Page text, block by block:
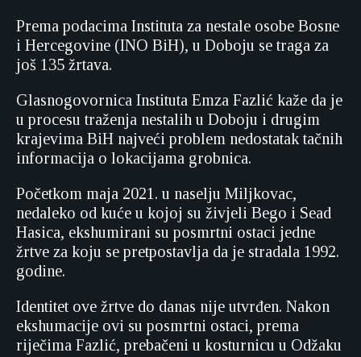
Prema podacima Instituta za nestale osobe Bosne
i Hercegovine (INO BiH), u Doboju se traga za
još 135 žrtava.
Glasnogovornica Instituta Emza Fazlić kaže da je
u procesu traženja nestalih u Doboju i drugim
krajevima BiH najveći problem nedostatak tačnih
informacija o lokacijama grobnica.
Početkom maja 2021. u naselju Miljkovac,
nedaleko od kuće u kojoj su živjeli Bego i Sead
Hasica, ekshumirani su posmrtni ostaci jedne
žrtve za koju se pretpostavlja da je stradala 1992.
godine.
Identitet ove žrtve do danas nije utvrđen. Nakon
ekshumacije ovi su posmrtni ostaci, prema
riječima Fazlić, prebačeni u kosturnicu u Odžaku